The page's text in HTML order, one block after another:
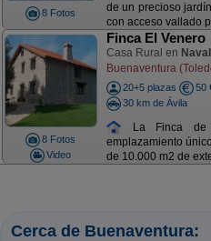
8 Fotos
de un precioso
con acceso vallado
8 Fotos
Video
Finca El Venero
Casa Rural en
Buenaventura
20+5 plazas
50
30 km de Ávila
La Finca de
emplazamiento
de 10.000 m2 de
Cerca de Buenaventura: